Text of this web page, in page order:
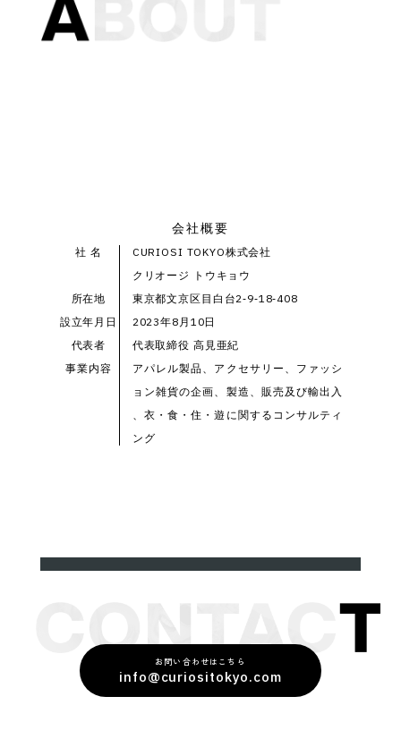
会社概要
社 名
CURIOSI TOKYO株式会社
クリオージ トウキョウ
所在地
東京都文京区目白台2‐9‐18‐408
設立年月日
2023年8月10日
代表者
代表取締役 高見亜紀
事業内容
アパレル製品、アクセサリー、ファッシ
ョン雑貨の企画、製造、販売及び輸出入
、衣・食・住・遊に関するコンサルティ
ング
お問い合わせはこちら
info@curiositokyo.com